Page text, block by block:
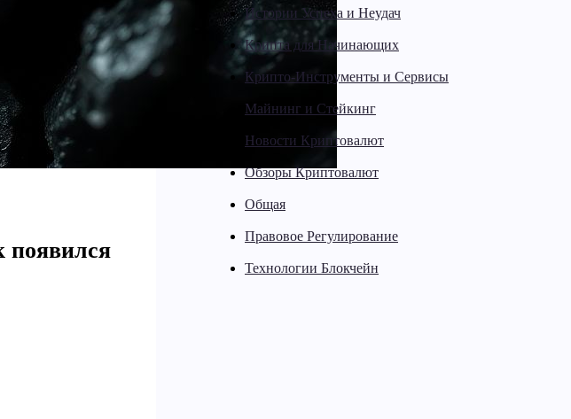
появился
Истории Успеха и Неудач
Крипта для Начинающих
Крипто-Инструменты и Сервисы
Майнинг и Стейкинг
Новости Криптовалют
Обзоры Криптовалют
Общая
Правовое Регулирование
Технологии Блокчейн